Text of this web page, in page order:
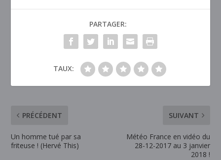
PARTAGER:
TAUX:
PRÉCÉDENT
Un homme tué par sa
friteuse ! (Hervé This)
SUIVANT
Météo France en vidéo du
28-12-2017 au 3 janvier
2018 !